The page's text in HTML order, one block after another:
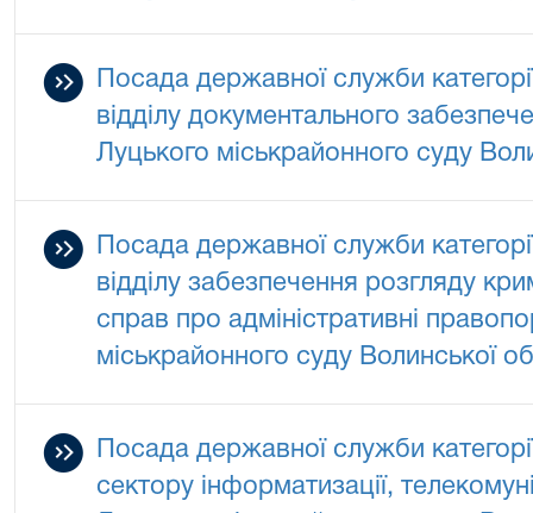
Посада державної служби
відділу документального
Луцького міськрайонного суду
Посада державної служби
відділу забезпечення розгляду
справ про адміністративні
міськрайонного суду Волинської
Посада державної служби
сектору інформатизації,